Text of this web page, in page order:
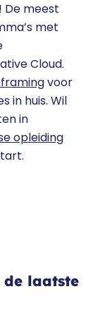
De meest
met
Cloud.
voor
in huis. Wil
in
opleiding
laatste